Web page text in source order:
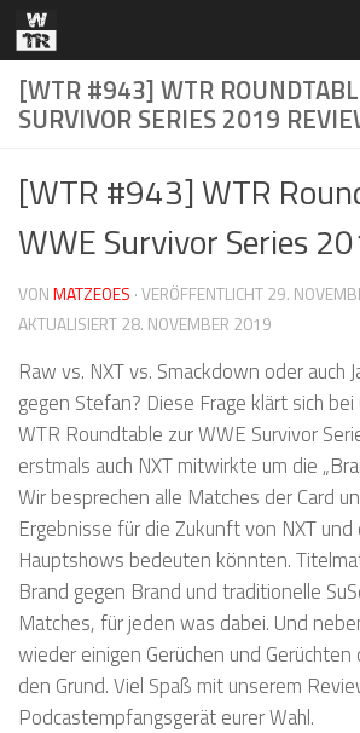
Zum Inhalt springen
[WTR #943] WTR
SURVIVOR SERIES 2019
[WTR #943] WTR
WWE Survivor Series
VONMATZEOES · VERÖFFENTLICHT29.
AKTUALISIERT28. NOVEMBER 2019
Raw vs. NXT vs. Smackdown oder auch
gegen Stefan? Diese Frage klärt sich
WTR Roundtable zur WWE Survivor
erstmals auch NXT mitwirkte um die
Wir besprechen alle Matches der Card
Ergebnisse für die Zukunft von NXT
Hauptshows bedeuten könnten.
Brand gegen Brand und traditionelle
Matches, für jeden was dabei. Und
wieder einigen Gerüchen und
den Grund. Viel Spaß mit unserem
Podcastempfangsgerät eurer Wahl.